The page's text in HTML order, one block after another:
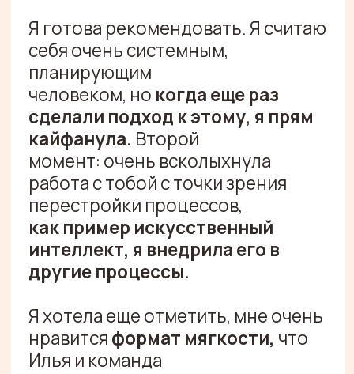
Михаил Карпов
ProductStar TargetHunter